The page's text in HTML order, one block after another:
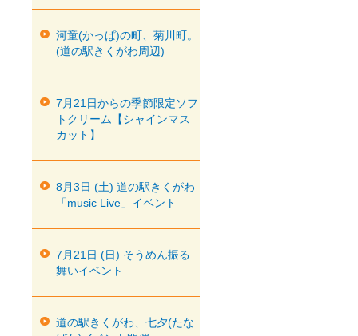
河童(かっぱ)の町、菊川町。
(道の駅きくがわ周辺)
7月21日からの季節限定ソフ
トクリーム【シャインマス
カット】
8月3日 (土) 道の駅きくがわ
「music Live」イベント
7月21日 (日) そうめん振る
舞いイベント
道の駅きくがわ、七夕(たな